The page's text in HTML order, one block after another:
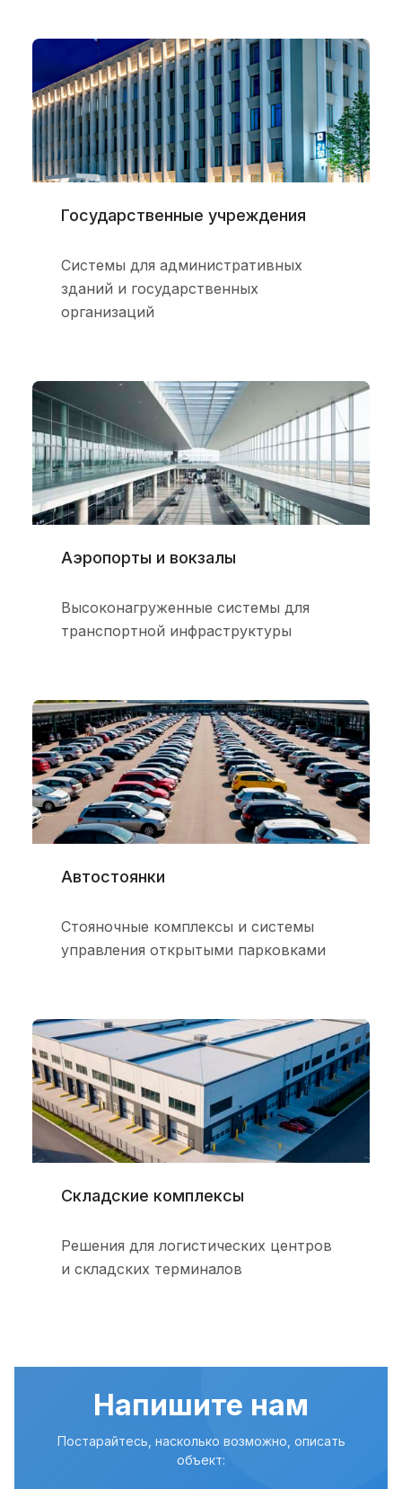
Государственные учреждения
Системы для административных
зданий и государственных
организаций
Аэропорты и вокзалы
Высоконагруженные системы для
транспортной инфраструктуры
Автостоянки
Стояночные комплексы и системы
управления открытыми парковками
Складские комплексы
Решения для логистических центров
и складских терминалов
Напишите нам
Постарайтесь, насколько возможно, описать
объект: